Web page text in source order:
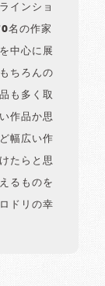
インショ
名の作家
中心に展
ちろんの
も多く取
作品か思
幅広い作
たらと思
るものを
ドリの幸